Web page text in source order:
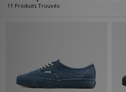
11 Produits Trouvés